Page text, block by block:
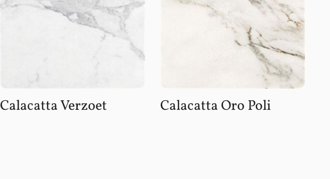
Calacatta Verzoet Calacatta Oro Poli